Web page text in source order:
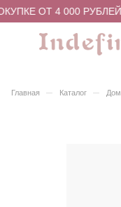
ОТ 4 000 РУБЛЕЙ
Главная – Каталог –